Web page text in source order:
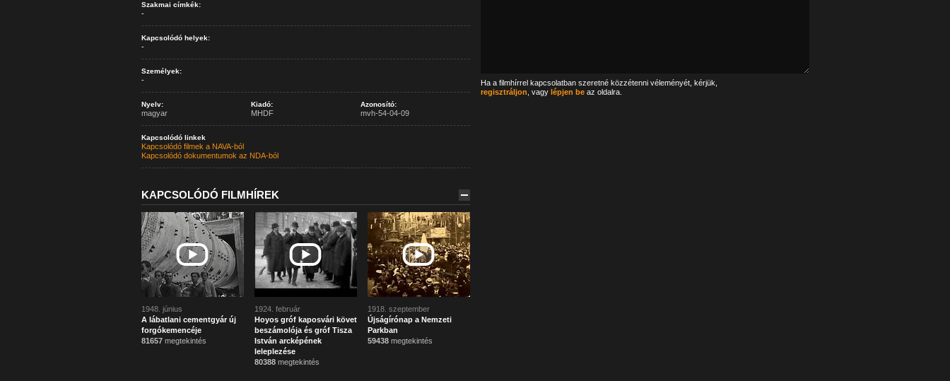
Szakmai címkék:
-
Kapcsolódó helyek:
-
Személyek:
-
Nyelv:
magyar
Kiadó:
MHDF
Azonosító:
mvh-54-04-09
Kapcsolódó linkek
Kapcsolódó filmek a NAVA-ból
Kapcsolódó dokumentumok az NDA-ból
KAPCSOLÓDÓ FILMHÍREK
1948. június
A lábatlani cementgyár új
forgókemencéje
81657megtekintés
1924. február
Hoyos gróf kaposvári követ
beszámolója és gróf Tisza
István arcképének
leleplezése
80388megtekintés
1918. szeptember
Újságírónap a Nemzeti
Parkban
59438megtekintés
Ha a filmhírrel kapcsolatban szeretné közzétenni véleményét, kérjük,
regisztráljon , vagy lépjen beaz oldalra.